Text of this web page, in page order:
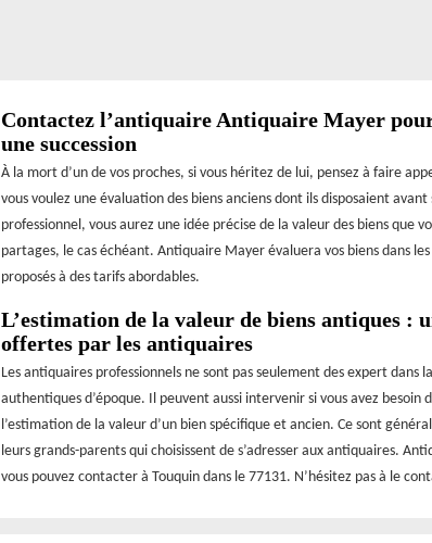
Contactez l’antiquaire Antiquaire Mayer
une succession
À la mort d’un de vos proches, si vous héritez de lui, pensez à faire
vous voulez une évaluation des biens anciens dont ils disposaient
professionnel, vous aurez une idée précise de la valeur des biens que
partages, le cas échéant. Antiquaire Mayer évaluera vos biens dans
proposés à des tarifs abordables.
L’estimation de la valeur de biens antiques :
offertes par les antiquaires
Les antiquaires professionnels ne sont pas seulement des expert dans
authentiques d’époque. Il peuvent aussi intervenir si vous avez besoin
l’estimation de la valeur d’un bien spécifique et ancien. Ce sont
leurs grands-parents qui choisissent de s’adresser aux antiquaires.
vous pouvez contacter à Touquin dans le 77131. N’hésitez pas à le